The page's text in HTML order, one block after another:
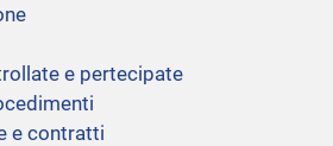
e pertecipate
e contratti